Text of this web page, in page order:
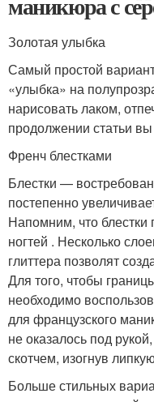
Золотая улыбка
Самый простой
«улыбка» на
нарисовать лаком,
продолжении статьи
Френч блестками
Блестки —
постепенно
Напомним, что блестки
ногтей . Несколько
глиттера позволят
Для того, чтобы
необходимо
для французского
не оказалось под
скотчем, изогнув
Больше стильных